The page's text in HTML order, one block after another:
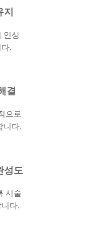
인상
.
결
으로
니다.
성도
시술
다.